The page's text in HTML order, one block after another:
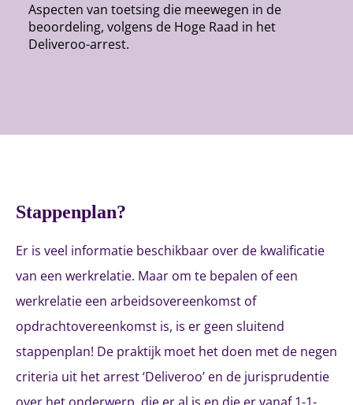
Aspecten van toetsing die meewegen in de
beoordeling, volgens de Hoge Raad in het
Deliveroo-arrest.
Stappenplan?
Er is veel informatie beschikbaar over de kwalificatie
van een werkrelatie. Maar om te bepalen of een
werkrelatie een arbeidsovereenkomst of
opdrachtovereenkomst is, is er geen sluitend
stappenplan! De praktijk moet het doen met de negen
criteria uit het arrest ‘Deliveroo’ en de jurisprudentie
over het onderwerp, die er al is en die er vanaf 1-1-